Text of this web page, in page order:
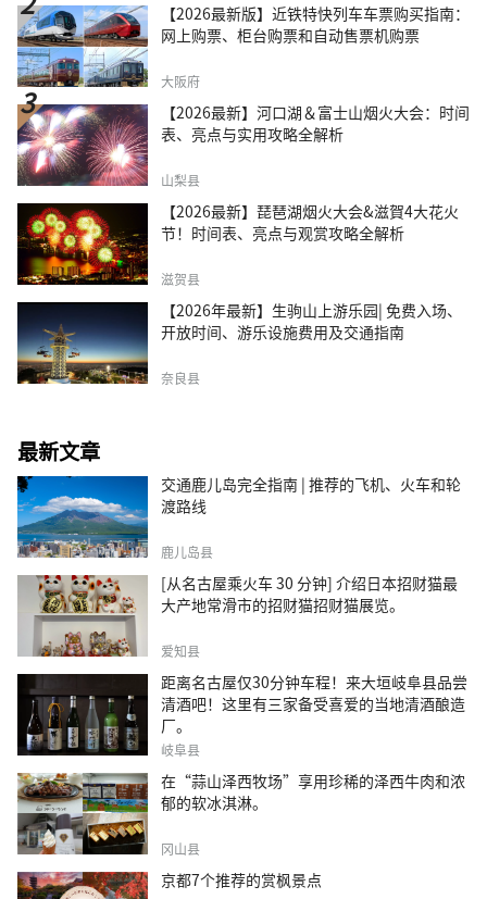
【2026最新版】近铁特快列车车票购买指南：
网上购票、柜台购票和自动售票机购票
大阪府
【2026最新】河口湖＆富士山烟火大会：时间
表、亮点与实用攻略全解析
山梨县
【2026最新】琵琶湖烟火大会&滋賀4大花火
节！时间表、亮点与观赏攻略全解析
滋贺县
【2026年最新】生驹山上游乐园| 免费入场、
开放时间、游乐设施费用及交通指南
奈良县
最新文章
交通鹿儿岛完全指南 | 推荐的飞机、火车和轮
渡路线
鹿儿岛县
[从名古屋乘火车 30 分钟] 介绍日本招财猫最
大产地常滑市的招财猫招财猫展览。
爱知县
距离名古屋仅30分钟车程！来大垣岐阜县品尝
清酒吧！这里有三家备受喜爱的当地清酒酿造
厂。
岐阜县
在“蒜山泽西牧场”享用珍稀的泽西牛肉和浓
郁的软冰淇淋。
冈山县
京都7个推荐的赏枫景点